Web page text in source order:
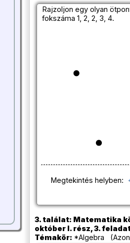
Rajzoljon egy olyan
fokszáma 1, 2, 2, 3, 4.
Megtekintés helyben:
3. találat: Matematika
október I. rész, 3.
Témakör: *Algebra